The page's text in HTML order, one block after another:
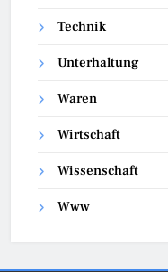
Technik
Unterhaltung
Waren
Wirtschaft
Wissenschaft
Www